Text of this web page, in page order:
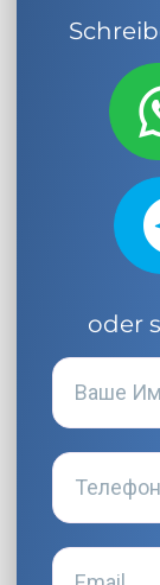
oder